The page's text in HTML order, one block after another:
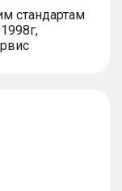
стандартам